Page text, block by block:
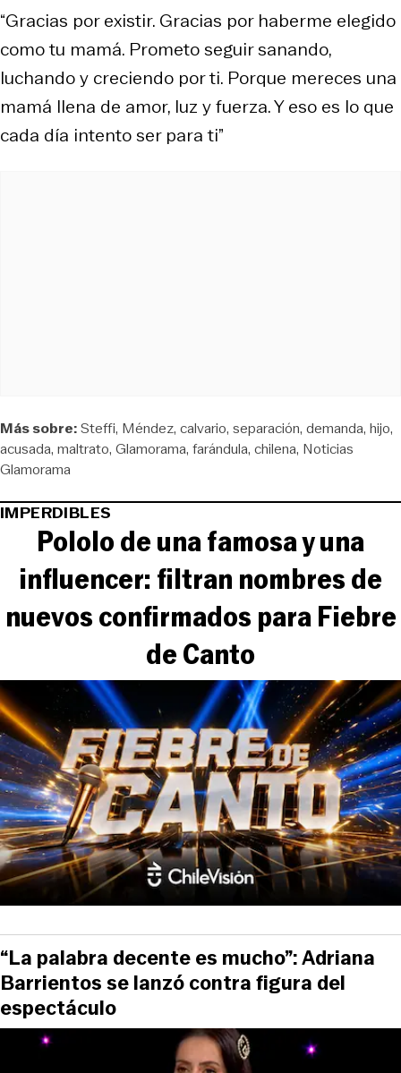
“Gracias por existir. Gracias por haberme elegido
como tu mamá. Prometo seguir sanando,
luchando y creciendo por ti. Porque mereces una
mamá llena de amor, luz y fuerza. Y eso es lo que
cada día intento ser para ti”
Más sobre:Steffi Méndez calvario separación demanda hijo
acusada maltrato Glamorama farándula chilena Noticias
Glamorama
IMPERDIBLES
Pololo de una famosa y una
influencer: filtran nombres de
nuevos confirmados para Fiebre
de Canto
“La palabra decente es mucho”: Adriana
Barrientos se lanzó contra figura del
espectáculo